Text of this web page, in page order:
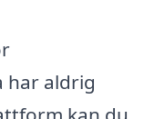
har aldrig